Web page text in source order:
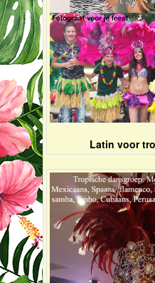
Latin voor